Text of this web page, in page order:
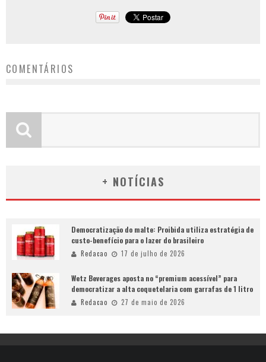
COMENTÁRIOS
+ NOTÍCIAS
Democratização do malte: Proibida utiliza estratégia de
custo-benefício para o lazer do brasileiro
Redacao 17 de julho de 2026
Wetz Beverages aposta no “premium acessível” para
democratizar a alta coquetelaria com garrafas de 1 litro
Redacao 27 de maio de 2026